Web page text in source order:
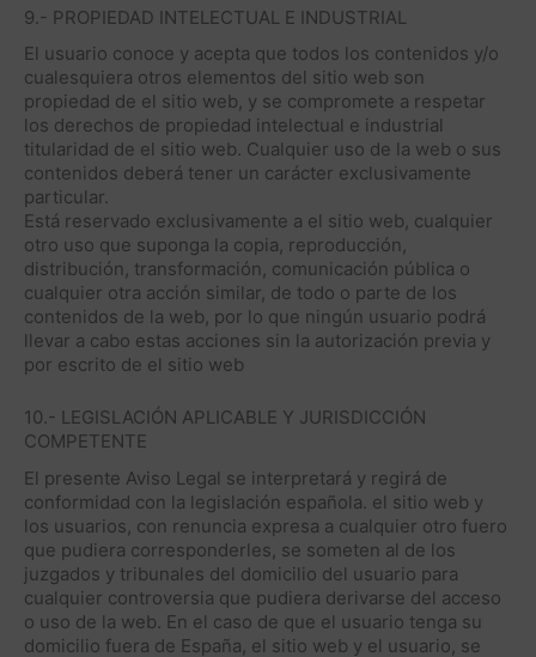
9.- PROPIEDAD INTELECTUAL E INDUSTRIAL
El usuario conoce y acepta que todos los contenidos y/o
cualesquiera otros elementos del sitio web son
propiedad de el sitio web, y se compromete a respetar
los derechos de propiedad intelectual e industrial
titularidad de el sitio web. Cualquier uso de la web o sus
contenidos deberá tener un carácter exclusivamente
particular.
Está reservado exclusivamente a el sitio web, cualquier
otro uso que suponga la copia, reproducción,
distribución, transformación, comunicación pública o
cualquier otra acción similar, de todo o parte de los
contenidos de la web, por lo que ningún usuario podrá
llevar a cabo estas acciones sin la autorización previa y
por escrito de el sitio web
10.- LEGISLACIÓN APLICABLE Y JURISDICCIÓN
COMPETENTE
El presente Aviso Legal se interpretará y regirá de
conformidad con la legislación española. el sitio web y
los usuarios, con renuncia expresa a cualquier otro fuero
que pudiera corresponderles, se someten al de los
juzgados y tribunales del domicilio del usuario para
cualquier controversia que pudiera derivarse del acceso
o uso de la web. En el caso de que el usuario tenga su
domicilio fuera de España, el sitio web y el usuario, se